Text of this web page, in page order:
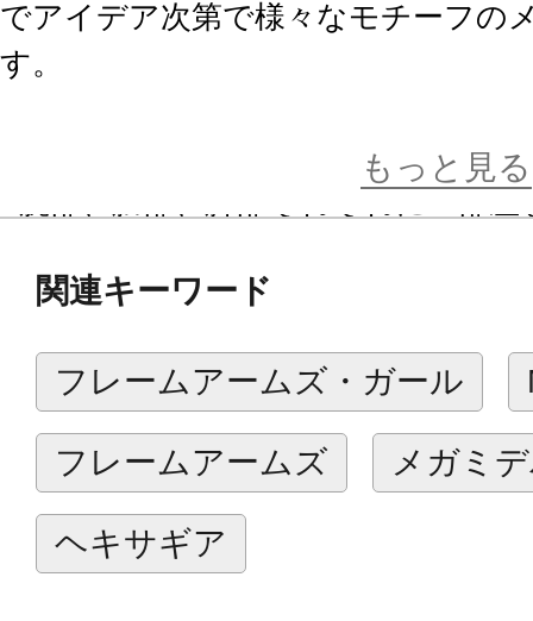
でアイデア次第で様々なモチーフの
す。
B）へと変更することが可能です。
態”から展開状態にして使うことが
能な構造になっている為、複数連結
す。
■ドラムジョイントは内部ジョイン
左右に引き延ばすことができる為、
もっと見る
関連キーワード
フレームアームズ・ガール
フレームアームズ メガミ
ヘキサギア